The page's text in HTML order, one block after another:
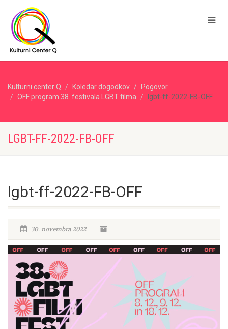
Kulturni center Q Koledar dogodkov
Pogovor
OFF program 38. festivala LGBT filma
lgbt-ff-2022-FB-OFF
LGBT-FF-2022-FB-OFF
lgbt-ff-2022-FB-OFF
30. novembra 2022